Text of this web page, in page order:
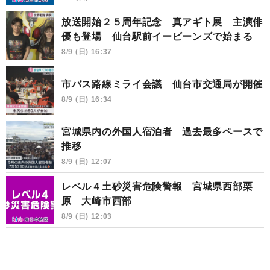
放送開始２５周年記念 真アギト展 主演俳
優も登場 仙台駅前イービーンズで始まる
8/9 (日) 16:37
市バス路線ミライ会議 仙台市交通局が開催
8/9 (日) 16:34
宮城県内の外国人宿泊者 過去最多ペースで
推移
8/9 (日) 12:07
レベル４土砂災害危険警報 宮城県西部栗
原 大崎市西部
8/9 (日) 12:03